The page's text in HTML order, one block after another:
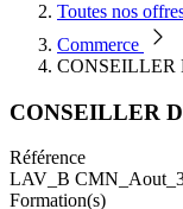
Toutes nos
Commerce
CONSEILLER
CONSEILLER
Référence
LAV_B
Formation(s)